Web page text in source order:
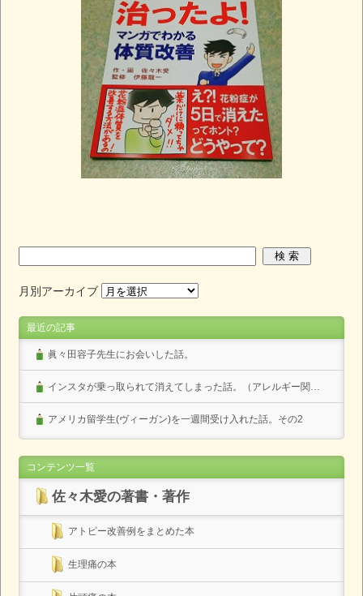
月別アーカイブ
最近の記事
眞々田容子先生にお会いした話。
インスタが乗っ取られて消えてしまった話。（アレルギー関係なし）
アメリカ留学生(ヴィーガン)を一週間受け入れた話。その2
コンテンツ一覧
佐々木愛の著書・著作
アトピー改善例をまとめた本
生理痛の本